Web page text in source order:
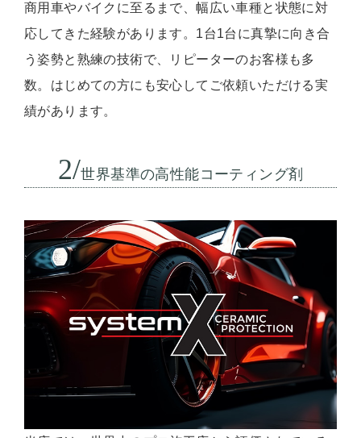
商用車やバイクに至るまで、幅広い車種と状態に対
応してきた経験があります。1台1台に真摯に向き合
う姿勢と熟練の技術で、リピーターのお客様も多
数。はじめての方にも安心してご依頼いただける実
績があります。
2/世界基準の高性能コーティング剤